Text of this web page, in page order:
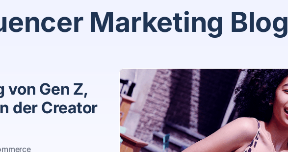
Marketing Blog
von Gen Z,
der Creator